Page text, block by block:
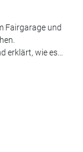
Fairgarage und
erklärt, wie es...